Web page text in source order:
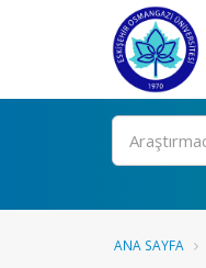
Ara
ANA SAYFA